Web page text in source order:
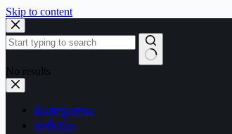
Skip to content
No results
ముఖ్యాంశాలు
జాతీయం